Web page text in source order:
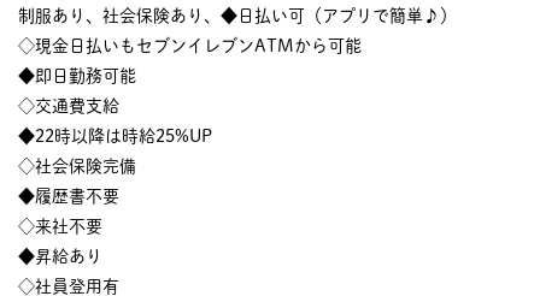
制服あり、社会保険あり、◆日払い可（アプリで簡単♪）
◇現金日払いもセブンイレブンATMから可能
◆即日勤務可能
◇交通費支給
◆22時以降は時給25%UP
◇社会保険完備
◆履歴書不要
◇来社不要
◆昇給あり
◇社員登用有